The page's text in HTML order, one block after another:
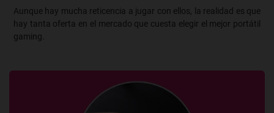
Aunque hay mucha reticencia a jugar con ellos, la realidad es que
hay tanta oferta en el mercado que cuesta elegir el mejor portátil
gaming.